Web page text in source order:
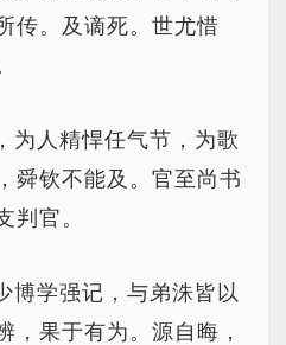
传。及谪死。世尤惜
为人精悍任气节，为歌
舜钦不能及。官至尚书
判官。
博学强记，与弟洙皆以
，果于有为。源自晦，